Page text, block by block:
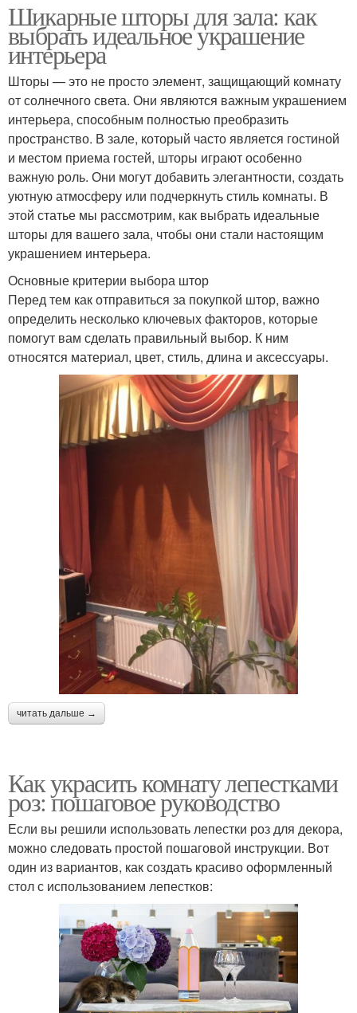
Шикарные шторы для зала: как
выбрать идеальное украшение
интерьера
Шторы — это не просто элемент, защищающий комнату
от солнечного света. Они являются важным украшением
интерьера, способным полностью преобразить
пространство. В зале, который часто является гостиной
и местом приема гостей, шторы играют особенно
важную роль. Они могут добавить элегантности, создать
уютную атмосферу или подчеркнуть стиль комнаты. В
этой статье мы рассмотрим, как выбрать идеальные
шторы для вашего зала, чтобы они стали настоящим
украшением интерьера.
Основные критерии выбора штор
Перед тем как отправиться за покупкой штор, важно
определить несколько ключевых факторов, которые
помогут вам сделать правильный выбор. К ним
относятся материал, цвет, стиль, длина и аксессуары.
читать дальше →
Как украсить комнату лепестками
роз: пошаговое руководство
Если вы решили использовать лепестки роз для декора,
можно следовать простой пошаговой инструкции. Вот
один из вариантов, как создать красиво оформленный
стол с использованием лепестков: